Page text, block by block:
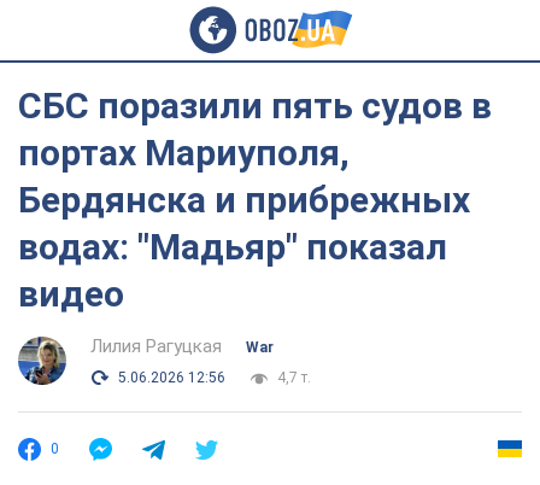
СБС поразили пять судов в
портах Мариуполя,
Бердянска и прибрежных
водах: "Мадьяр" показал
видео
Лилия Рагуцкая
War
5.06.2026 12:56
4,7 т.
0